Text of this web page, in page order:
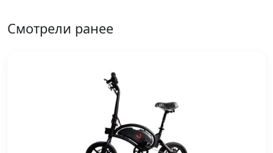
Смотрели ранее